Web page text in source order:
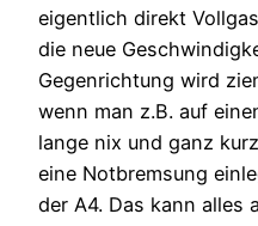
eigentlich direkt
die neue
Gegenrichtung wird
wenn man z.B. auf
lange nix und ganz
eine Notbremsung
der A4. Das kann alles